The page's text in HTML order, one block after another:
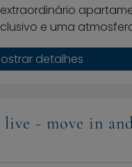
e uma
detalhes
live - move in